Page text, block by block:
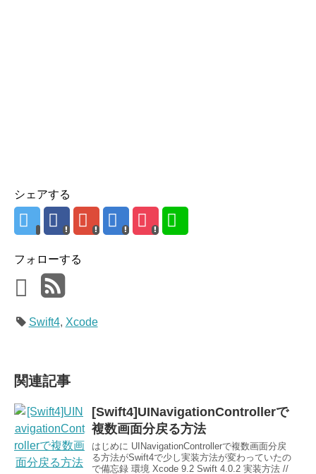
シェアする
フォローする
Swift4, Xcode
関連記事
[Swift4]UINavigationControllerで
複数画面分戻る方法
はじめに UINavigationControllerで複数画面分戻
る方法がSwift4で少し実装方法が変わっていたの
で備忘録 環境 Xcode 9.2 Swift 4.0.2 実装方法 //